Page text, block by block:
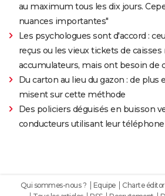
au maximum tous les dix jours.
nuances importantes"
Les psychologues sont d'accord :
reçus ou les vieux tickets de
accumulateurs, mais ont besoin de
Du carton au lieu du gazon : de plus
misent sur cette méthode
Des policiers déguisés en buisson
conducteurs utilisant leur
Qui sommes-nous ? Equipe Charte